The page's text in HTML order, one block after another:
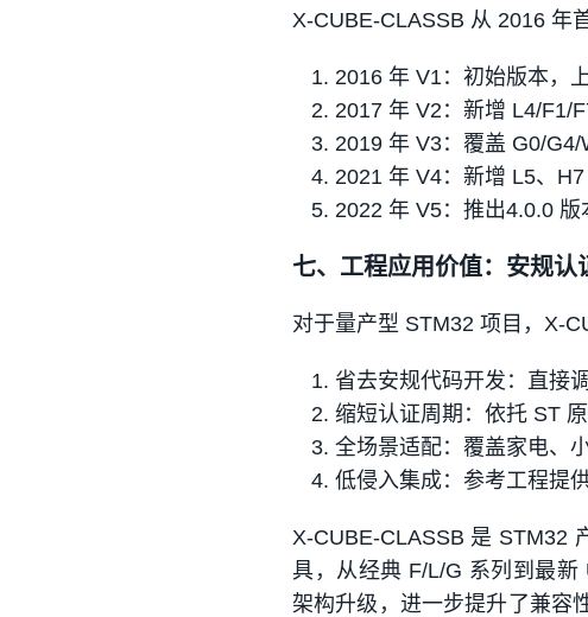
X-CUBE-CLASSB 从 2016 年
2016 年 V1：初始版本，
2017 年 V2：新增 L4/F1/
2019 年 V3：覆盖 G0/
2021 年 V4：新增 L5、
2022 年 V5：推出4.0.0
七、工程应用价值：安规认
对于量产型 STM32 项目，X-
省去安规代码开发：直接
缩短认证周期：依托 ST
全场景适配：覆盖家电、
低侵入集成：参考工程提
X-CUBE-CLASSB 是 STM32
具，从经典 F/L/G 系列到最
架构升级，进一步提升了兼容